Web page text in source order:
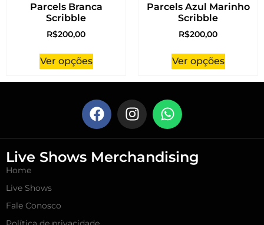
Parcels Branca
Scribble
R$200,00
Ver opções
Parcels Azul Marinho
Scribble
R$200,00
Ver opções
Live Shows Merchandising
Home
Live Shows
Fale Conosco